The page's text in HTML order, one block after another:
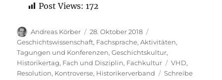
Post Views: 172
Autor
Andreas Körber
Veröffentlicht
am
28. Oktober 2018
Geschichtswissenschaft, Fachsprache,Aktivitäten,
Tagungen und Konferenzen,Geschichtskultur,
Historikertag, Fach und Disziplin, Fachkultur Schlagwörter
VHD,
Resolution, Kontroverse, Historikerverband
Schreibe